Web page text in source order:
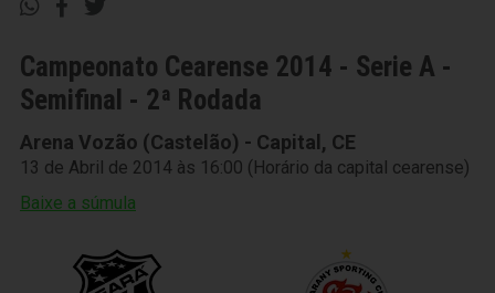
Campeonato Cearense 2014 - Serie A -
Semifinal - 2ª Rodada
Arena Vozão (Castelão) - Capital, CE
13 de Abril de 2014 às 16:00 (Horário da capital cearense)
Baixe a súmula